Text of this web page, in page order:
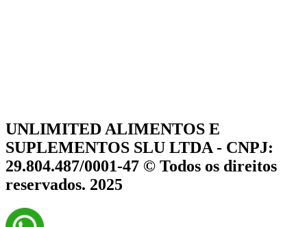
UNLIMITED ALIMENTOS E
SUPLEMENTOS SLU LTDA - CNPJ:
29.804.487/0001-47 © Todos os direitos
reservados. 2025